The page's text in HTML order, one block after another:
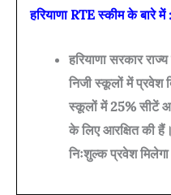
हरियाणा RTE स्कीम के बारे में
हरियाणा सरकार
निजी स्कूलों में प्रवेश
स्कूलों में 25% सीटें
के लिए आरक्षित की
निःशुल्क प्रवेश